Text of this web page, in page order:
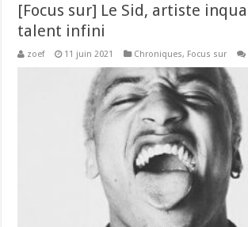
[Focus sur] Le Sid, artiste
talent infini
zoef 11 juin 2021 Chroniques, Focus sur